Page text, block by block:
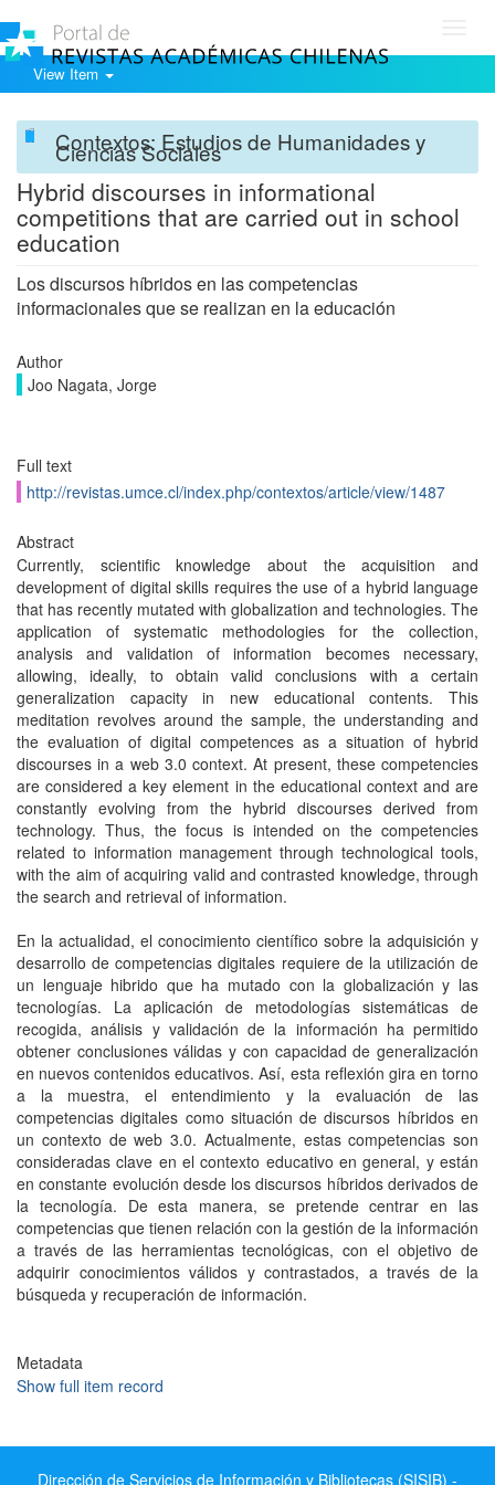
View Item
Contextos: Estudios de Humanidades y
Ciencias Sociales
Hybrid discourses in informational
competitions that are carried out in school
education
Los discursos híbridos en las competencias
informacionales que se realizan en la educación
Author
Joo Nagata, Jorge
Full text
http://revistas.umce.cl/index.php/contextos/article/view/1487
Abstract
Currently, scientific knowledge about the acquisition and
development of digital skills requires the use of a hybrid language
that has recently mutated with globalization and technologies. The
application of systematic methodologies for the collection,
analysis and validation of information becomes necessary,
allowing, ideally, to obtain valid conclusions with a certain
generalization capacity in new educational contents. This
meditation revolves around the sample, the understanding and
the evaluation of digital competences as a situation of hybrid
discourses in a web 3.0 context. At present, these competencies
are considered a key element in the educational context and are
constantly evolving from the hybrid discourses derived from
technology. Thus, the focus is intended on the competencies
related to information management through technological tools,
with the aim of acquiring valid and contrasted knowledge, through
the search and retrieval of information.
En la actualidad, el conocimiento científico sobre la adquisición y
desarrollo de competencias digitales requiere de la utilización de
un lenguaje hibrido que ha mutado con la globalización y las
tecnologías. La aplicación de metodologías sistemáticas de
recogida, análisis y validación de la información ha permitido
obtener conclusiones válidas y con capacidad de generalización
en nuevos contenidos educativos. Así, esta reflexión gira en torno
a la muestra, el entendimiento y la evaluación de las
competencias digitales como situación de discursos híbridos en
un contexto de web 3.0. Actualmente, estas competencias son
consideradas clave en el contexto educativo en general, y están
en constante evolución desde los discursos híbridos derivados de
la tecnología. De esta manera, se pretende centrar en las
competencias que tienen relación con la gestión de la información
a través de las herramientas tecnológicas, con el objetivo de
adquirir conocimientos válidos y contrastados, a través de la
búsqueda y recuperación de información.
Metadata
Show full item record
Dirección de Servicios de Información y Bibliotecas (SISIB) -